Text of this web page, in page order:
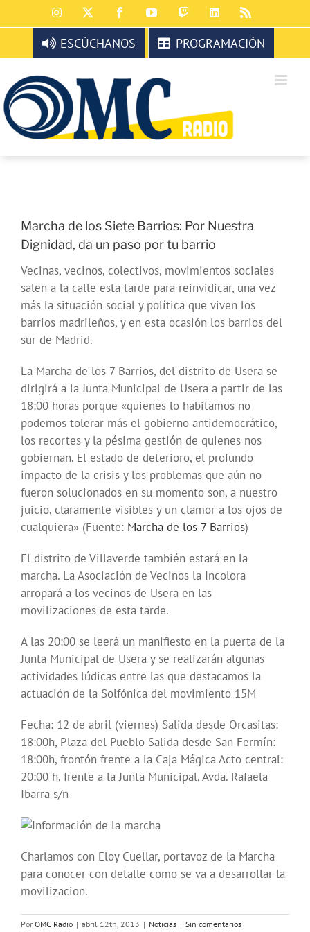
al
contenido
Instagram FacebookYouTubeTwitchLinkedIn
ESCÚCHANOS PROGRAMACIÓN
Marcha de los Siete Barrios: Por Nuestra
Dignidad, da un paso por tu barrio
Vecinas, vecinos, colectivos, movimientos sociales
salen a la calle esta tarde para reinvidicar, una vez
más la situación social y política que viven los
barrios madrileños, y en esta ocasión los barrios del
sur de Madrid.
La Marcha de los 7 Barrios, del distrito de Usera se
dirigirá a la Junta Municipal de Usera a partir de las
18:00 horas porque «quienes lo habitamos no
podemos tolerar más el gobierno antidemocrático,
los recortes y la pésima gestión de quienes nos
gobiernan. El estado de deterioro, el profundo
impacto de la crisis y los problemas que aún no
fueron solucionados en su momento son, a nuestro
juicio, claramente visibles y un clamor a los ojos de
cualquiera» (Fuente: Marcha de los 7 Barrios)
El distrito de Villaverde también estará en la
marcha. La Asociación de Vecinos la Incolora
arropará a los vecinos de Usera en las
movilizaciones de esta tarde.
A las 20:00 se leerá un manifiesto en la puerta de la
Junta Municipal de Usera y se realizarán algunas
actividades lúdicas entre las que destacamos la
actuación de la Solfónica del movimiento 15M
Fecha: 12 de abril (viernes) Salida desde Orcasitas:
18:00h, Plaza del Pueblo Salida desde San Fermín:
18:00h, frontón frente a la Caja Mágica Acto central:
20:00 h, frente a la Junta Municipal, Avda. Rafaela
Ibarra s/n
Charlamos con Eloy Cuellar, portavoz de la Marcha
para conocer con detalle como se va a desarrollar la
movilizacion.
Por OMC Radio | abril 12th, 2013 | Noticias | Sin comentarios